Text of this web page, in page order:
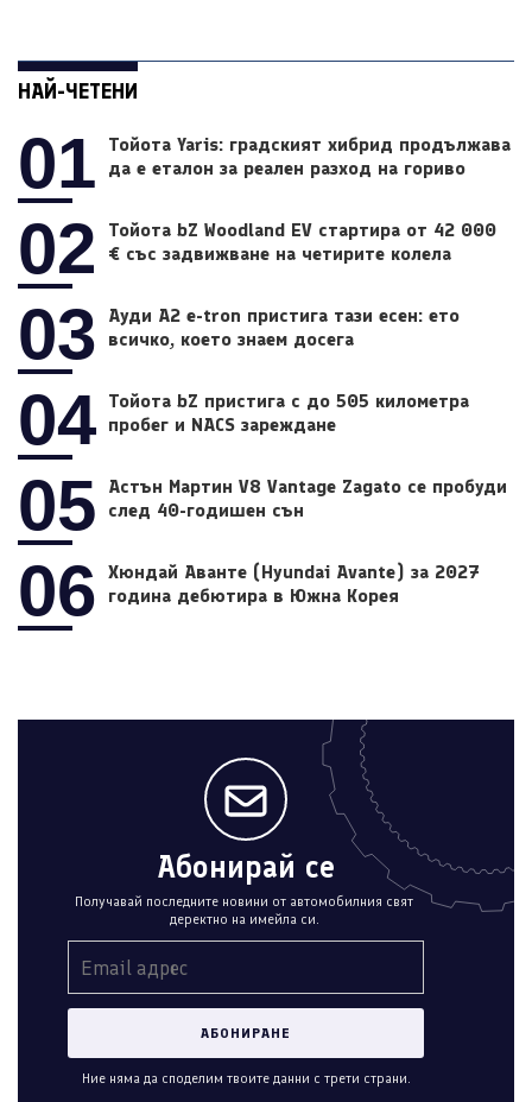
НАЙ-ЧЕТЕНИ
01
Тойота Yaris: градският хибрид продължава
да е еталон за реален разход на гориво
02
Тойота bZ Woodland EV стартира от 42 000
€ със задвижване на четирите колела
03
Ауди A2 e-tron пристига тази есен: ето
всичко, което знаем досега
04 Тойота bZ пристига с до 505 километра
пробег и NACS зареждане
05
Астън Мартин V8 Vantage Zagato се пробуди
след 40-годишен сън
06
Хюндай Аванте (Hyundai Avante) за 2027
година дебютира в Южна Корея
Абонирай се
Получавай последните новини от автомобилния свят
деректно на имейла си.
Ние няма да споделим твоите данни с трети страни.